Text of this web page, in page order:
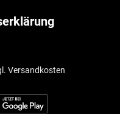
Versandkosten